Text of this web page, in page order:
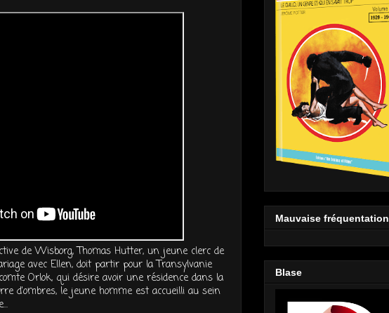
de Wisborg, Thomas Hutter, un jeune clerc de
avec Ellen, doit partir pour la Transylvanie
Orlok, qui désire avoir une résidence dans la
d'ombres, le jeune homme est accueilli au sein
Mauvaise fréquentation
Blase